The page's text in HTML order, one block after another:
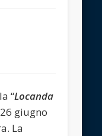
“Locanda
giugno
La